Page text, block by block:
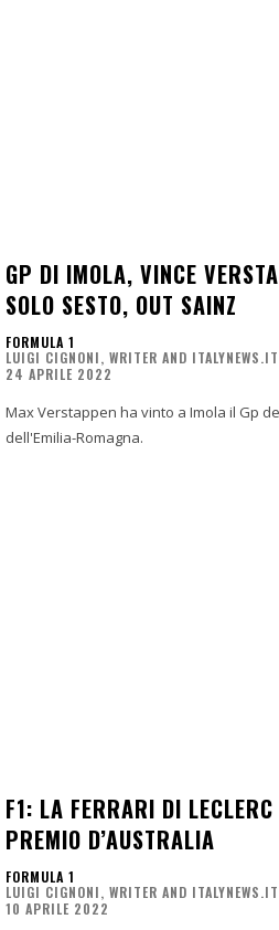
GP DI IMOLA, VINCE
SOLO SESTO, OUT SAINZ
FORMULA 1
LUIGI CIGNONI, WRITER AND
24 APRILE 2022
Max Verstappen ha vinto a Imola il Gp
dell'Emilia-Romagna.
F1: LA FERRARI DI
PREMIO D’AUSTRALIA
FORMULA 1
LUIGI CIGNONI, WRITER AND
10 APRILE 2022